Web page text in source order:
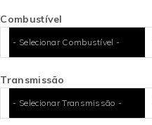
Combustível
- Selecionar Combustível -
Transmissão
- Selecionar Transmissão -